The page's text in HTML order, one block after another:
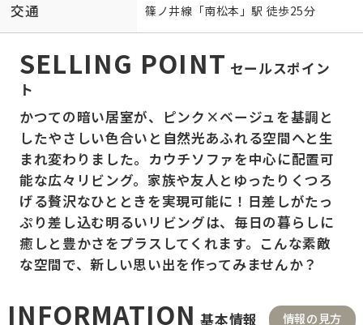
交通 篠ノ井線 「南松本 」駅 徒歩25分
SELLING POINT セールスポイン
ト
かつての暗い居室が、ピンク×ベージュを基調と
したやさしい色合いと自然光あふれる空間へと生
まれ変わりました。カウチソファを中心に配置可
能な広々リビング。家族や友人とゆったりくつろ
げる贅沢なひとときを実現可能に！日差しがたっ
ぷり差し込む明るいリビングは、毎日の暮らしに
癒しと豊かさをプラスしてくれます。こんな素敵
な空間で、新しい思い出を作ってみませんか？
INFORMATION 基本情報 情報の見方